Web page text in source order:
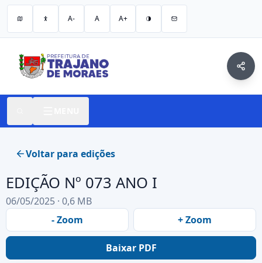
A- A A+
Voltar para edições
EDIÇÃO Nº 073 ANO I
06/05/2025 · 0,6 MB
- Zoom
+ Zoom
Baixar PDF